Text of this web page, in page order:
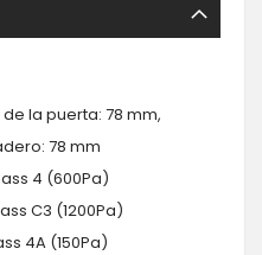
la puerta: 78 mm,
78 mm
4 (600Pa)
C3 (1200Pa)
4A (150Pa)